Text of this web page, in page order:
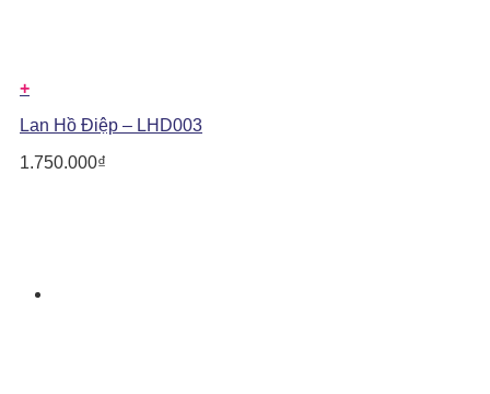
+
Lan Hồ Điệp – LHD003
1.750.000₫